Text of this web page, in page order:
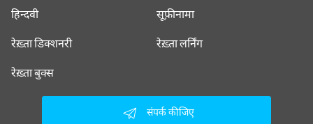
हिन्दवी सूफ़ीनामा
रेख़्ता डिक्शनरी रेख़्ता लर्निंग
रेख़्ता बुक्स
संपर्क कीजिए